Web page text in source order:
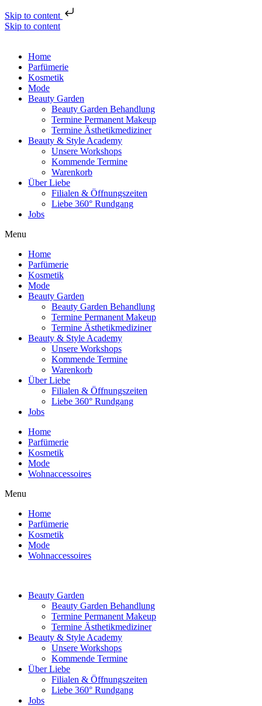
Skip to content
Skip to content
Home
Parfümerie
Kosmetik
Mode
Beauty Garden
Beauty Garden Behandlung
Termine Permanent Makeup
Termine Ästhetikmediziner
Beauty & Style Academy
Unsere Workshops
Kommende Termine
Warenkorb
Über Liebe
Filialen & Öffnungszeiten
Liebe 360° Rundgang
Jobs
Menu
Home
Parfümerie
Kosmetik
Mode
Beauty Garden
Beauty Garden Behandlung
Termine Permanent Makeup
Termine Ästhetikmediziner
Beauty & Style Academy
Unsere Workshops
Kommende Termine
Warenkorb
Über Liebe
Filialen & Öffnungszeiten
Liebe 360° Rundgang
Jobs
Home
Parfümerie
Kosmetik
Mode
Wohnaccessoires
Menu
Home
Parfümerie
Kosmetik
Mode
Wohnaccessoires
Beauty Garden
Beauty Garden Behandlung
Termine Permanent Makeup
Termine Ästhetikmediziner
Beauty & Style Academy
Unsere Workshops
Kommende Termine
Über Liebe
Filialen & Öffnungszeiten
Liebe 360° Rundgang
Jobs